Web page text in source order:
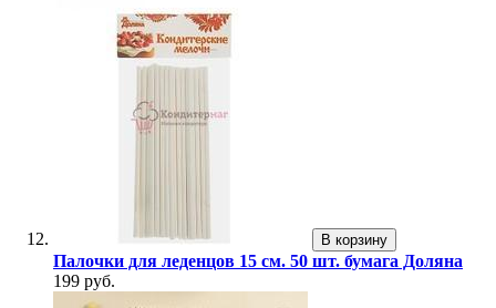
В корзину
Палочки для леденцов 15 см. 50 шт. бумага Доляна
199 руб.